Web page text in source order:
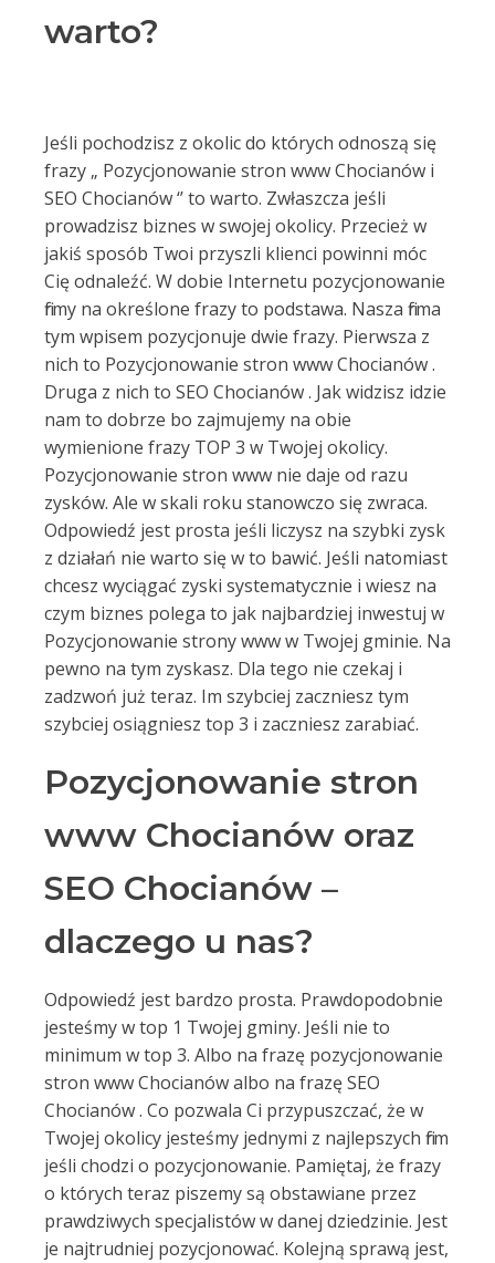
warto?
Jeśli pochodzisz z okolic do których odnoszą się
frazy „ Pozycjonowanie stron www Chocianów i
SEO Chocianów ‘’ to warto. Zwłaszcza jeśli
prowadzisz biznes w swojej okolicy. Przecież w
jakiś sposób Twoi przyszli klienci powinni móc
Cię odnaleźć. W dobie Internetu pozycjonowanie
firmy na określone frazy to podstawa. Nasza firma
tym wpisem pozycjonuje dwie frazy. Pierwsza z
nich to Pozycjonowanie stron www Chocianów .
Druga z nich to SEO Chocianów . Jak widzisz idzie
nam to dobrze bo zajmujemy na obie
wymienione frazy TOP 3 w Twojej okolicy.
Pozycjonowanie stron www nie daje od razu
zysków. Ale w skali roku stanowczo się zwraca.
Odpowiedź jest prosta jeśli liczysz na szybki zysk
z działań nie warto się w to bawić. Jeśli natomiast
chcesz wyciągać zyski systematycznie i wiesz na
czym biznes polega to jak najbardziej inwestuj w
Pozycjonowanie strony www w Twojej gminie. Na
pewno na tym zyskasz. Dla tego nie czekaj i
zadzwoń już teraz. Im szybciej zaczniesz tym
szybciej osiągniesz top 3 i zaczniesz zarabiać.
Pozycjonowanie stron
www Chocianów oraz
SEO Chocianów –
dlaczego u nas?
Odpowiedź jest bardzo prosta. Prawdopodobnie
jesteśmy w top 1 Twojej gminy. Jeśli nie to
minimum w top 3. Albo na frazę pozycjonowanie
stron www Chocianów albo na frazę SEO
Chocianów . Co pozwala Ci przypuszczać, że w
Twojej okolicy jesteśmy jednymi z najlepszych firm
jeśli chodzi o pozycjonowanie. Pamiętaj, że frazy
o których teraz piszemy są obstawiane przez
prawdziwych specjalistów w danej dziedzinie. Jest
je najtrudniej pozycjonować. Kolejną sprawą jest,